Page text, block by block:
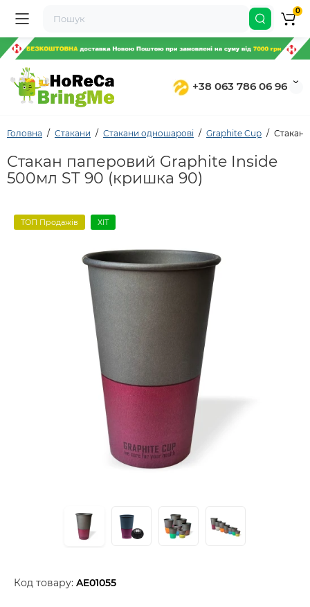
+38 063 786 06 96
0
Головна Стакани Стакани одношарові Graphite Cup Стакан
Стакан паперовий Graphite Inside
500мл ST 90 (кришка 90)
ТОП Продажів ХІТ
Код товару: AE01055